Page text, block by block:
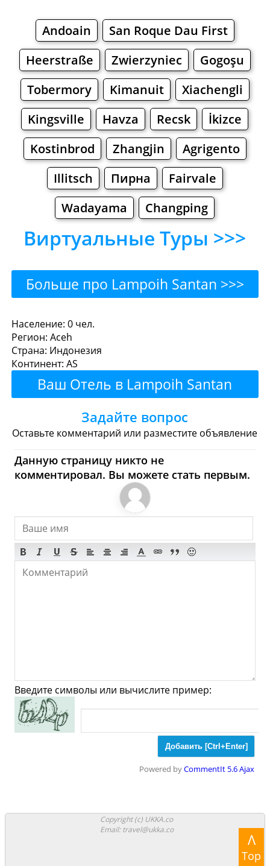
Andoain
San Roque Dau First
Heerstraße
Zwierzyniec
Gogoşu
Tobermory
Kimanuit
Xiachengli
Kingsville
Havza Recsk
İkizce
Kostinbrod
Zhangjin
Agrigento
Illitsch
Пирна
Fairvale
Wadayama
Changping
Виртуальные Туры >>>
Больше про Lampoih Santan >>>
Lampoih Santan - Где
поесть или перекусить?
Рестораны Кафе Бары
Пиво
Булочные
Супермаркеты
Торговые Центры
Lampoih Santan - Где
купить? Магазины,
Шоппинг
Продукты
Булочные
Супермаркеты
посмотреть и Куда
сходить?
Церкви
Мечети
Храмы
Ночные клубы
Казино
Население: 0 чел.
Регион: Aceh
Страна: Индонезия
Континент: AS
Ваш Отель в Lampoih Santan
Здесь!
Задайте вопрос
Оставьте комментарий или разместите объявление
Данную страницу никто не
комментировал. Вы можете стать первым.
Введите символы или вычислите пример:
Powered byCommentIt 5.6 Ajax
Copyright (c) UKKA.co
Email: travel@ukka.co
Λ
Top